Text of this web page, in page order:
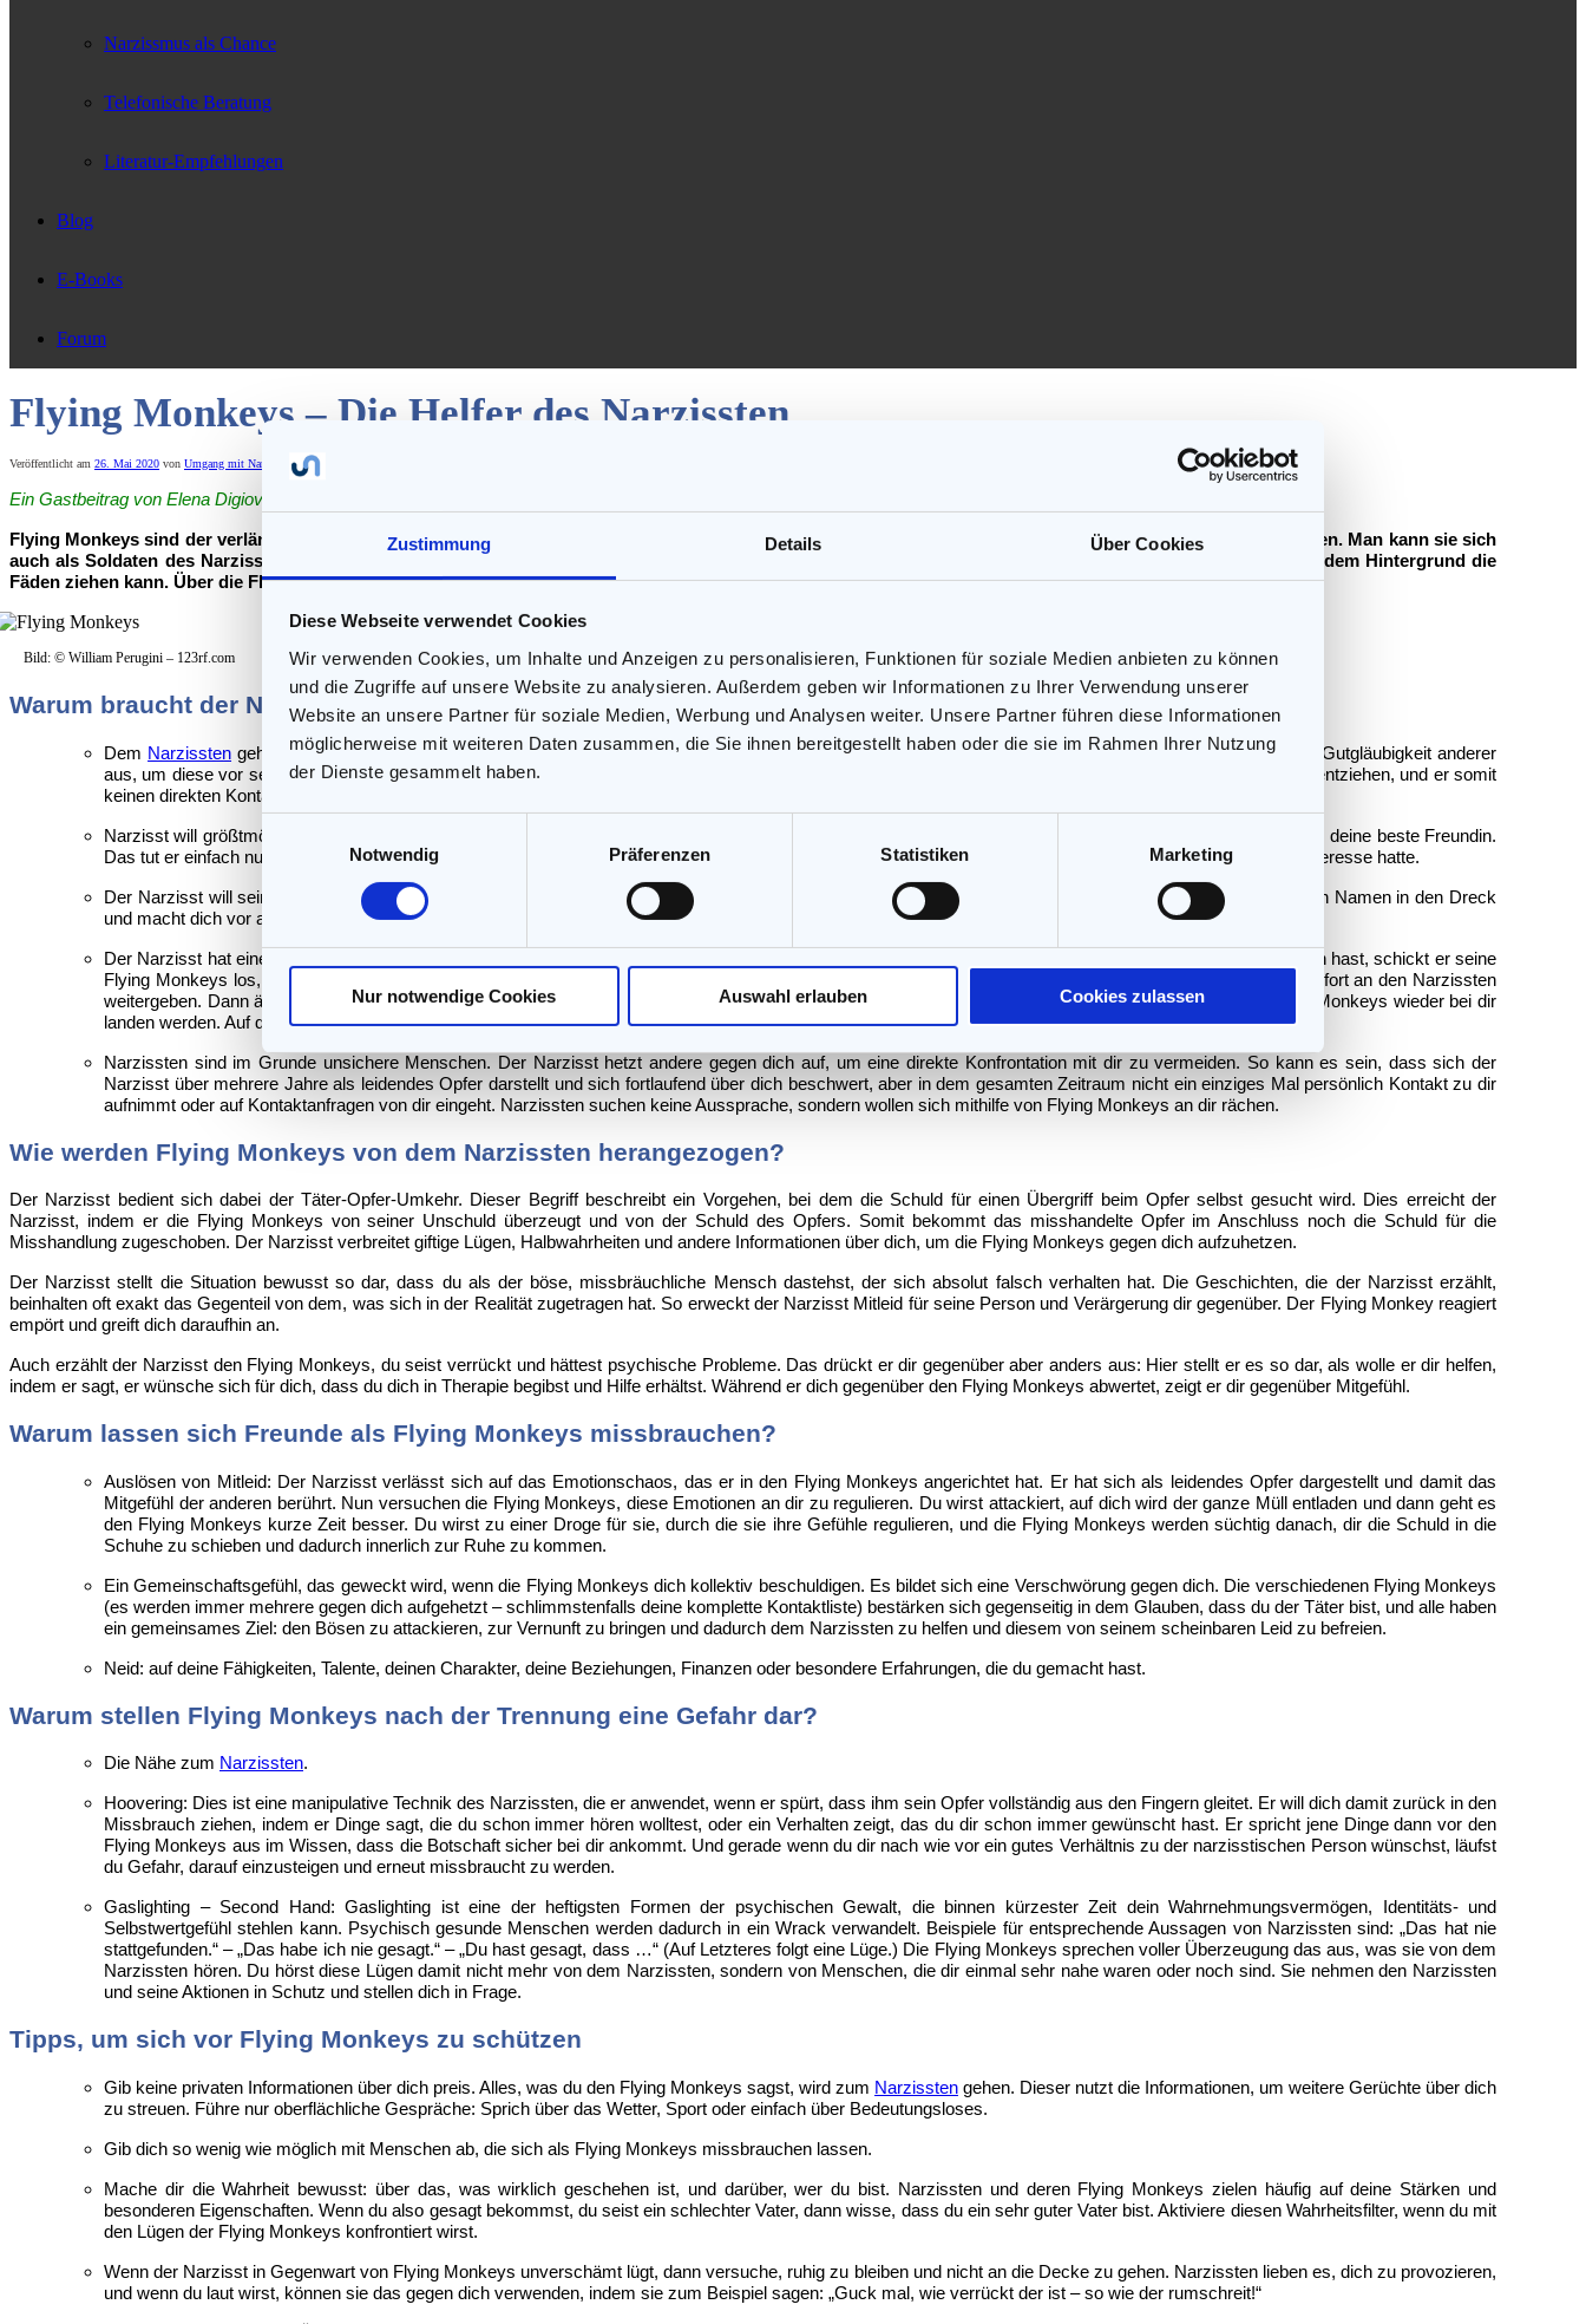
Zustimmung Details Über Cookies
Diese Webseite verwendet Cookies
Wir verwenden Cookies, um Inhalte und Anzeigen zu personalisieren, Funktionen für soziale Medien anbieten zu können
und die Zugriffe auf unsere Website zu analysieren. Außerdem geben wir Informationen zu Ihrer Verwendung unserer
Website an unsere Partner für soziale Medien, Werbung und Analysen weiter. Unsere Partner führen diese Informationen
möglicherweise mit weiteren Daten zusammen, die Sie ihnen bereitgestellt haben oder die sie im Rahmen Ihrer Nutzung
der Dienste gesammelt haben.
Einwilligungsauswahl
Notwendig
Präferenzen Statistiken Marketing
Nur notwendige Cookies Auswahl erlauben Cookies zulassen
Narzissmus als Chance
Telefonische Beratung
Literatur-Empfehlungen
Blog
E-Books
Forum
Flying Monkeys – Die Helfer des Narzissten
Veröffentlicht am 26. Mai 2020 von Umgang mit Narzissten — 78 Kommentare ↓
Ein Gastbeitrag von Elena Digiovinazzo
Flying Monkeys sind der verlängerte Arm eines Narzissten. Sie sind seine Fans und Bewunderer, lassen sich von ihm manipulieren und gehorchen seinem Willen. Man kann sie sich
auch als Soldaten des Narzissten vorstellen, die an der Front die Arbeit für ihn übernehmen, damit dieser sich nicht zu erkennen zu geben braucht und aus dem Hintergrund die
Fäden ziehen kann. Über die Flying Monkeys übt der Narzisst weiterhin seinen Einfluss z. B. auf seinen Ex-Partner aus.
Bild: © William Perugini – 123rf.com
Warum braucht der Narzisst Flying Monkeys?
Dem Narzissten geht es um indirekten Missbrauch durch einen Stellvertreter. Er will nicht selbst in Erscheinung treten, sondern nutzt das Mitgefühl und die Gutgläubigkeit anderer
aus, um diese vor seinen Karren zu spannen und von ihnen seine Absichten ausführen zu lassen. Gerade wenn du es gewagt hast, dich dem Narzissten zu entziehen, und er somit
keinen direkten Kontakt mehr zu dir hat und dich nicht mehr selbst drangsalieren kann, setzt er verstärkt Flying Monkeys ein.
Narzisst will größtmöglichen Schaden in deinem Leben anrichten. Dies tut er, indem er dir das stiehlt, was dir am liebsten ist: deine Kinder, deine Geschwister, deine beste Freundin.
Das tut er einfach nur, weil er weiß, dass du um diese am meisten kämpfen und trauern wirst. Dies sind nicht selten Menschen, an denen er vorher gar kein Interesse hatte.
Der Narzisst will seine weiße Weste nach außen hin wahren. Damit man dir nicht glaubt, falls du erzählen solltest, was wirklich vorgefallen ist, zieht er deinen Namen in den Dreck
und macht dich vor anderen schlecht. Flying Monkeys übernehmen dann sein Urteil und konfrontieren dich damit.
Der Narzisst hat einen starken Kontrollzwang. Er braucht das Gefühl, weiterhin Macht über dich zu haben. Wenn du den Kontakt zum Narzissten abgebrochen hast, schickt er seine
Flying Monkeys los, um an Informationen über dich heranzukommen. Diese werden dich über dein Leben aushorchen und die gewonnenen Informationen sofort an den Narzissten
weitergeben. Dann äußerst der Narzisst seine Ansichten zu dem Berichten der Flying Monkeys im Wissen, dass seine Aussagen über den Kanal der Flying Monkeys wieder bei dir
landen werden. Auf diese Weise will er dich aus der Ferne manipulieren.
Narzissten sind im Grunde unsichere Menschen. Der Narzisst hetzt andere gegen dich auf, um eine direkte Konfrontation mit dir zu vermeiden. So kann es sein, dass sich der
Narzisst über mehrere Jahre als leidendes Opfer darstellt und sich fortlaufend über dich beschwert, aber in dem gesamten Zeitraum nicht ein einziges Mal persönlich Kontakt zu dir
aufnimmt oder auf Kontaktanfragen von dir eingeht. Narzissten suchen keine Aussprache, sondern wollen sich mithilfe von Flying Monkeys an dir rächen.
Wie werden Flying Monkeys von dem Narzissten herangezogen?
Der Narzisst bedient sich dabei der Täter-Opfer-Umkehr. Dieser Begriff beschreibt ein Vorgehen, bei dem die Schuld für einen Übergriff beim Opfer selbst gesucht wird. Dies erreicht der
Narzisst, indem er die Flying Monkeys von seiner Unschuld überzeugt und von der Schuld des Opfers. Somit bekommt das misshandelte Opfer im Anschluss noch die Schuld für die
Misshandlung zugeschoben. Der Narzisst verbreitet giftige Lügen, Halbwahrheiten und andere Informationen über dich, um die Flying Monkeys gegen dich aufzuhetzen.
Der Narzisst stellt die Situation bewusst so dar, dass du als der böse, missbräuchliche Mensch dastehst, der sich absolut falsch verhalten hat. Die Geschichten, die der Narzisst erzählt,
beinhalten oft exakt das Gegenteil von dem, was sich in der Realität zugetragen hat. So erweckt der Narzisst Mitleid für seine Person und Verärgerung dir gegenüber. Der Flying Monkey reagiert
empört und greift dich daraufhin an.
Auch erzählt der Narzisst den Flying Monkeys, du seist verrückt und hättest psychische Probleme. Das drückt er dir gegenüber aber anders aus: Hier stellt er es so dar, als wolle er dir helfen,
indem er sagt, er wünsche sich für dich, dass du dich in Therapie begibst und Hilfe erhältst. Während er dich gegenüber den Flying Monkeys abwertet, zeigt er dir gegenüber Mitgefühl.
Warum lassen sich Freunde als Flying Monkeys missbrauchen?
Auslösen von Mitleid: Der Narzisst verlässt sich auf das Emotionschaos, das er in den Flying Monkeys angerichtet hat. Er hat sich als leidendes Opfer dargestellt und damit das
Mitgefühl der anderen berührt. Nun versuchen die Flying Monkeys, diese Emotionen an dir zu regulieren. Du wirst attackiert, auf dich wird der ganze Müll entladen und dann geht es
den Flying Monkeys kurze Zeit besser. Du wirst zu einer Droge für sie, durch die sie ihre Gefühle regulieren, und die Flying Monkeys werden süchtig danach, dir die Schuld in die
Schuhe zu schieben und dadurch innerlich zur Ruhe zu kommen.
Ein Gemeinschaftsgefühl, das geweckt wird, wenn die Flying Monkeys dich kollektiv beschuldigen. Es bildet sich eine Verschwörung gegen dich. Die verschiedenen Flying Monkeys
(es werden immer mehrere gegen dich aufgehetzt – schlimmstenfalls deine komplette Kontaktliste) bestärken sich gegenseitig in dem Glauben, dass du der Täter bist, und alle haben
ein gemeinsames Ziel: den Bösen zu attackieren, zur Vernunft zu bringen und dadurch dem Narzissten zu helfen und diesem von seinem scheinbaren Leid zu befreien.
Neid: auf deine Fähigkeiten, Talente, deinen Charakter, deine Beziehungen, Finanzen oder besondere Erfahrungen, die du gemacht hast.
Warum stellen Flying Monkeys nach der Trennung eine Gefahr dar?
Die Nähe zum Narzissten.
Hoovering: Dies ist eine manipulative Technik des Narzissten, die er anwendet, wenn er spürt, dass ihm sein Opfer vollständig aus den Fingern gleitet. Er will dich damit zurück in den
Missbrauch ziehen, indem er Dinge sagt, die du schon immer hören wolltest, oder ein Verhalten zeigt, das du dir schon immer gewünscht hast. Er spricht jene Dinge dann vor den
Flying Monkeys aus im Wissen, dass die Botschaft sicher bei dir ankommt. Und gerade wenn du dir nach wie vor ein gutes Verhältnis zu der narzisstischen Person wünschst, läufst
du Gefahr, darauf einzusteigen und erneut missbraucht zu werden.
Gaslighting – Second Hand: Gaslighting ist eine der heftigsten Formen der psychischen Gewalt, die binnen kürzester Zeit dein Wahrnehmungsvermögen, Identitäts- und
Selbstwertgefühl stehlen kann. Psychisch gesunde Menschen werden dadurch in ein Wrack verwandelt. Beispiele für entsprechende Aussagen von Narzissten sind: „Das hat nie
stattgefunden.“ – „Das habe ich nie gesagt.“ – „Du hast gesagt, dass …“ (Auf Letzteres folgt eine Lüge.) Die Flying Monkeys sprechen voller Überzeugung das aus, was sie von dem
Narzissten hören. Du hörst diese Lügen damit nicht mehr von dem Narzissten, sondern von Menschen, die dir einmal sehr nahe waren oder noch sind. Sie nehmen den Narzissten
und seine Aktionen in Schutz und stellen dich in Frage.
Tipps, um sich vor Flying Monkeys zu schützen
Gib keine privaten Informationen über dich preis. Alles, was du den Flying Monkeys sagst, wird zum Narzissten gehen. Dieser nutzt die Informationen, um weitere Gerüchte über dich
zu streuen. Führe nur oberflächliche Gespräche: Sprich über das Wetter, Sport oder einfach über Bedeutungsloses.
Gib dich so wenig wie möglich mit Menschen ab, die sich als Flying Monkeys missbrauchen lassen.
Mache dir die Wahrheit bewusst: über das, was wirklich geschehen ist, und darüber, wer du bist. Narzissten und deren Flying Monkeys zielen häufig auf deine Stärken und
besonderen Eigenschaften. Wenn du also gesagt bekommst, du seist ein schlechter Vater, dann wisse, dass du ein sehr guter Vater bist. Aktiviere diesen Wahrheitsfilter, wenn du mit
den Lügen der Flying Monkeys konfrontiert wirst.
Wenn der Narzisst in Gegenwart von Flying Monkeys unverschämt lügt, dann versuche, ruhig zu bleiben und nicht an die Decke zu gehen. Narzissten lieben es, dich zu provozieren,
und wenn du laut wirst, können sie das gegen dich verwenden, indem sie zum Beispiel sagen: „Guck mal, wie verrückt der ist – so wie der rumschreit!“